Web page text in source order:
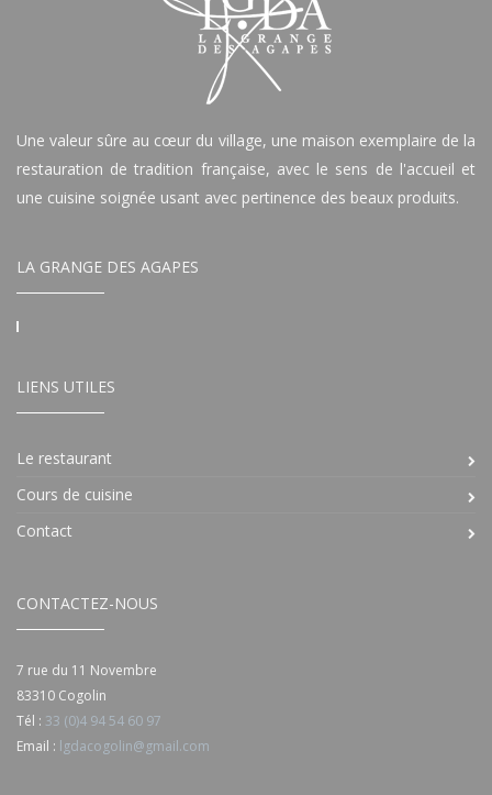
Une valeur sûre au cœur du village, une maison exemplaire de la
restauration de tradition française, avec le sens de l'accueil et
une cuisine soignée usant avec pertinence des beaux produits.
LA GRANGE DES AGAPES
LIENS UTILES
Le restaurant
Cours de cuisine
Contact
CONTACTEZ-NOUS
7 rue du 11 Novembre
83310 Cogolin
Tél : 33 (0)4 94 54 60 97
Email : lgdacogolin@gmail.com